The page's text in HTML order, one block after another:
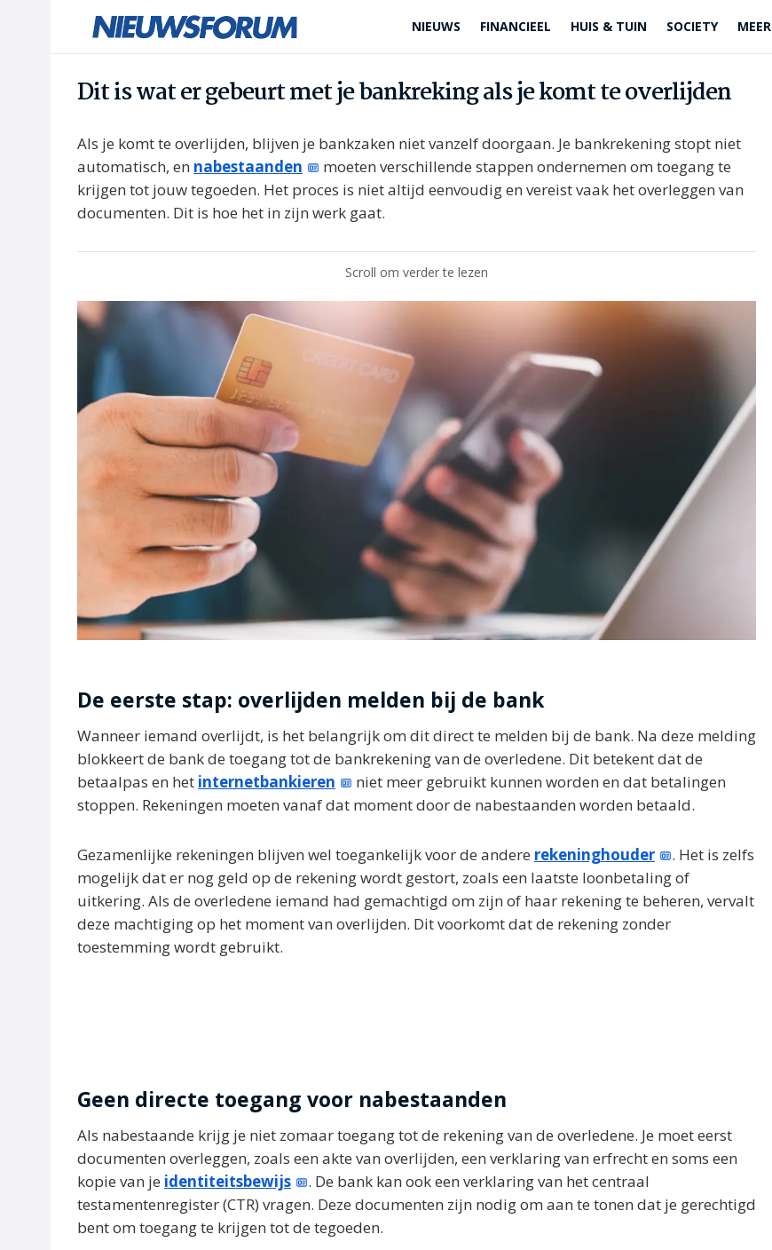
NIEUWS FINANCIEEL HUIS & TUIN SOCIETY MEER
Dit is wat er gebeurt met je bankreking als je komt te overlijden
Als je komt te overlijden, blijven je bankzaken niet vanzelf doorgaan. Je bankrekening stopt niet
automatisch, en nabestaanden
moeten verschillende stappen ondernemen om toegang te
krijgen tot jouw tegoeden. Het proces is niet altijd eenvoudig en vereist vaak het overleggen van
documenten. Dit is hoe het in zijn werk gaat.
Scroll om verder te lezen
De eerste stap: overlijden melden bij de bank
Wanneer iemand overlijdt, is het belangrijk om dit direct te melden bij de bank. Na deze melding
blokkeert de bank de toegang tot de bankrekening van de overledene. Dit betekent dat de
betaalpas en het internetbankieren
niet meer gebruikt kunnen worden en dat betalingen
stoppen. Rekeningen moeten vanaf dat moment door de nabestaanden worden betaald.
Gezamenlijke rekeningen blijven wel toegankelijk voor de andere rekeninghouder
. Het is zelfs
mogelijk dat er nog geld op de rekening wordt gestort, zoals een laatste loonbetaling of
uitkering. Als de overledene iemand had gemachtigd om zijn of haar rekening te beheren, vervalt
deze machtiging op het moment van overlijden. Dit voorkomt dat de rekening zonder
toestemming wordt gebruikt.
Geen directe toegang voor nabestaanden
Als nabestaande krijg je niet zomaar toegang tot de rekening van de overledene. Je moet eerst
documenten overleggen, zoals een akte van overlijden, een verklaring van erfrecht en soms een
kopie van je identiteitsbewijs
. De bank kan ook een verklaring van het centraal
testamentenregister (CTR) vragen. Deze documenten zijn nodig om aan te tonen dat je gerechtigd
bent om toegang te krijgen tot de tegoeden.